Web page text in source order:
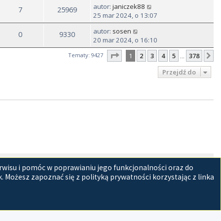
7 25969 autor: janiczek88
25 mar 2024, o 13:07
0 9330 autor: sosen
20 mar 2024, o 16:10
Tematy: 9427 Strona1 z378
1 2 3 4 5 378
Przejdź do
i pomóc w poprawianiu jego funkcjonalności oraz do
zapoznać się z polityką prywatności korzystając z linka
Strefa czasowa UTC+02:00
Usuń ciasteczka witryny